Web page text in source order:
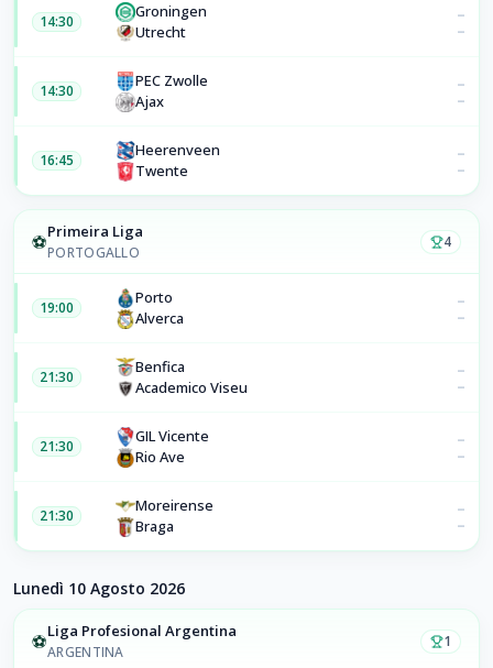
14:30
Groningen
Utrecht
–
–
14:30
PEC Zwolle
Ajax
–
–
16:45
Heerenveen
Twente
–
–
⚽Primeira Liga
PORTOGALLO
4
19:00
Porto
Alverca
–
–
21:30
Benfica
Academico Viseu
–
–
21:30
GIL Vicente
Rio Ave
–
–
21:30
Moreirense
Braga
–
–
Lunedì 10 Agosto 2026
⚽Liga Profesional Argentina
ARGENTINA
1